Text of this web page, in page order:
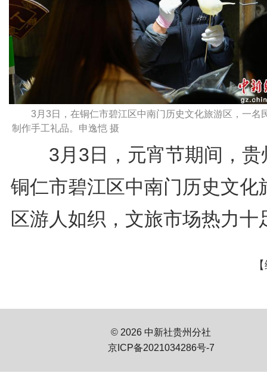
3月3日，在铜仁市碧江区中南门历史文化旅游区，一名
制作手工礼品。申逸恺 摄
3月3日，元宵节期间，贵
铜仁市碧江区中南门历史文化
区游人如织，文旅市场热力十
© 2026 中新社贵州分社
京ICP备2021034286号-7